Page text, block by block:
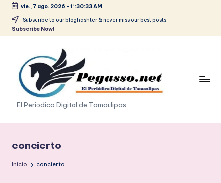
Saltar
vie., 7 ago. 2026 - 11:30:34 AM
Subscribe to our bloghashter & never miss our best posts.
Subscribe Now!
p
e
s
El Periodico Digital de Tamaulipas
concierto
Inicio concierto